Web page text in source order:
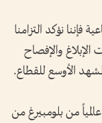
نؤكد التزامنا
والإفصاح
الأوسع للقطاع.
من بلومبيرغ من